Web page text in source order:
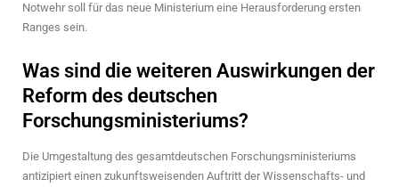
Notwehr soll für das neue Ministerium eine Herausforderung ersten
Ranges sein.
Was sind die weiteren Auswirkungen der
Reform des deutschen
Forschungsministeriums?
Die Umgestaltung des gesamtdeutschen Forschungsministeriums
antizipiert einen zukunftsweisenden Auftritt der Wissenschafts- und